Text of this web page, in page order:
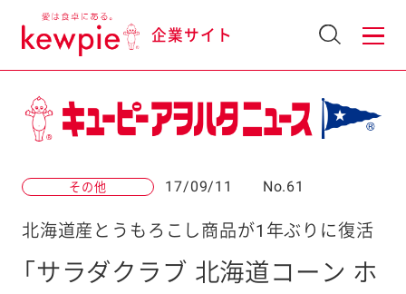
企業サイト
その他 17/09/11 No.61
北海道産とうもろこし商品が1年ぶりに復活
「サラダクラブ 北海道コーン ホ